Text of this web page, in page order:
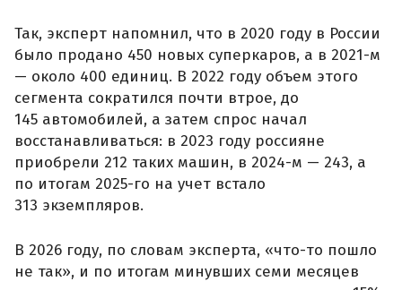
Так, эксперт напомнил, что в 2020 году в России
было продано 450 новых суперкаров, а в 2021-м
— около 400 единиц. В 2022 году объем этого
сегмента сократился почти втрое, до
145 автомобилей, а затем спрос начал
восстанавливаться: в 2023 году россияне
приобрели 212 таких машин, в 2024-м — 243, а
по итогам 2025-го на учет встало
313 экземпляров.
В 2026 году, по словам эксперта, «что-то пошло
не так», и по итогам минувших семи месяцев